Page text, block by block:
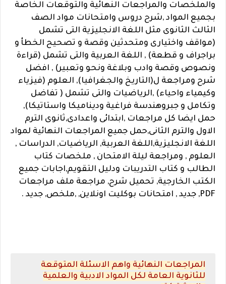
والملخصات والمراجعات النهائية والتوقعات الخاصة
بجميع المواد ,شرح دروس وامتحانات مواد الصف
الثالث الثانوى مثل اللغة الانجليزية التى تشمل
(مواقف واختيارى ومتحدثين وقصة و تصحيح الخطأ و
براجراف و قطعة) , اللغة العربية والتى تشمل (قراءة
ونصوص وقصة وادب وبلاغة ونحو وتعبير) , افضل
شرح ومراجعة ل(التاريخ والجغرافيا), العلوم (فيزياء
وكيمياء واحياء) ,الرياضيات والتى تشمل ( تفاضل
وتكامل و جبروهندسة فراغية وديناميكا واستاتيكا),
حمل ايضا كل مراجعات ,ابتدائى واعدادى,ثانوى الترم
الاول والترم الثانى,حمل جميع المراجعات النهائية لمواد
اللغة الانجليزية,اللغة العربية, الرياضيات, الدراسات ,
العلوم , ومراجعة ليلة الامتحان , ملخصات كتاب
الطالب و كتاب التدريبات ودليل التقويم,اجابات جميع
الكتب الخارجية, تحميل شرح, مراجعة ملف مراجعات
PDF, جديد , امتحانات بوكليت اونلاين, ,ملخص, جديد .
المراجعات النهائية واهم الاسئلة المتوقعة
للثانوية العامة لكل المواد الادبية والعلمية